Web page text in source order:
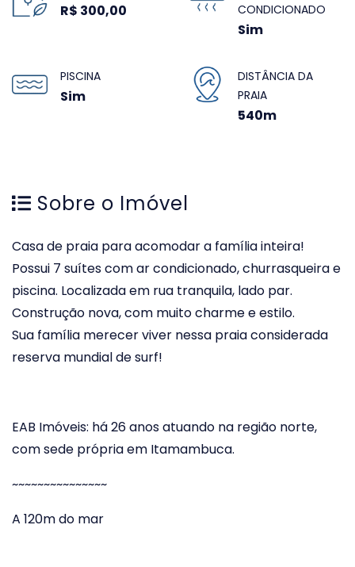
R$ 300,00
CONDICIONADO
Sim
PISCINA
Sim
DISTÂNCIA DA
PRAIA
540m
Sobre o Imóvel
Casa de praia para acomodar a família inteira!
Possui 7 suítes com ar condicionado, churrasqueira e
piscina. Localizada em rua tranquila, lado par.
Construção nova, com muito charme e estilo.
Sua família merecer viver nessa praia considerada
reserva mundial de surf!
EAB Imóveis: há 26 anos atuando na região norte,
com sede própria em Itamambuca.
~~~~~~~~~~~~~~~
A 120m do mar